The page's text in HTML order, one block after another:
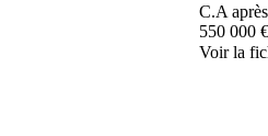
C.A
550 000 €
Voir la